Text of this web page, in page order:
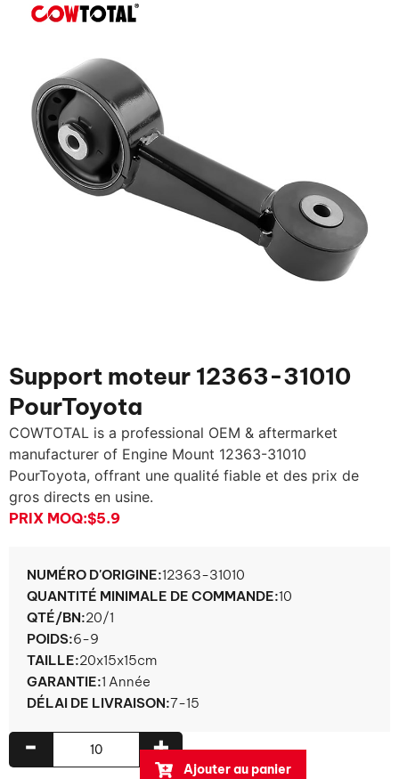
Support moteur 12363-31010
PourToyota
COWTOTAL is a professional OEM & aftermarket
manufacturer of Engine Mount 12363-31010
PourToyota, offrant une qualité fiable et des prix de
gros directs en usine.
PRIX ​​MOQ:$5.9
NUMÉRO D'ORIGINE:12363-31010
QUANTITÉ MINIMALE DE COMMANDE:10
QTÉ/BN:20/1
POIDS:6-9
TAILLE:20x15x15cm
GARANTIE:1 Année
DÉLAI DE LIVRAISON:7-15
+
-
Ajouter au panier